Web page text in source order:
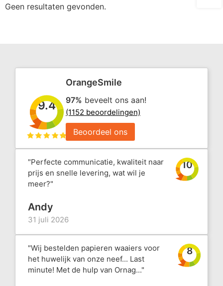
Geen resultaten gevonden.
9.4
OrangeSmile
97% beveelt ons aan!
(1152 beoordelingen)
Beoordeel ons
"Perfecte communicatie, kwaliteit naar
prijs en snelle levering, wat wil je
meer?"
10
Andy
31 juli 2026
"Wij bestelden papieren waaiers voor
het huwelijk van onze neef... Last
minute! Met de hulp van Ornag..."
8